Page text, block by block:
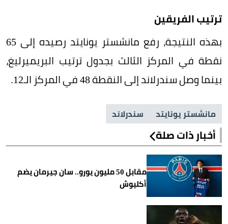
ترتيب الفريقين
بهذه النتيجة، رفع مانشستر يونايتد رصيده إلى 65
نقطة في المركز الثالث بجدول ترتيب البريميرليغ،
بينما وصل سندرلاند إلى النقطة 48 في المركز الـ12.
مانشستر يونايتد سندرلاند
أخبار ذات صلة
مقابل 50 مليون يورو.. سان جيرمان يضم
أكليوش